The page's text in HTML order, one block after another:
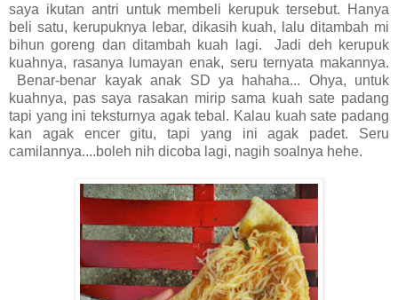
saya ikutan antri untuk membeli kerupuk tersebut. Hanya
beli satu, kerupuknya lebar, dikasih kuah, lalu ditambah mi
bihun goreng dan ditambah kuah lagi. Jadi deh kerupuk
kuahnya, rasanya lumayan enak, seru ternyata makannya.
Benar-benar kayak anak SD ya hahaha... Ohya, untuk
kuahnya, pas saya rasakan mirip sama kuah sate padang
tapi yang ini teksturnya agak tebal. Kalau kuah sate padang
kan agak encer gitu, tapi yang ini agak padet. Seru
camilannya....boleh nih dicoba lagi, nagih soalnya hehe.